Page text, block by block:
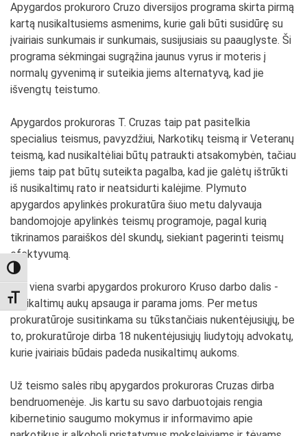
TOGGLE HIGH CONTRAST
TOGGLE FONT SIZE
Apygardos prokuroro Cruzo diversijos programa skirta pirmą
kartą nusikaltusiems asmenims, kurie gali būti susidūrę su
įvairiais sunkumais ir sunkumais, susijusiais su paauglyste. Ši
programa sėkmingai sugrąžina jaunus vyrus ir moteris į
normalų gyvenimą ir suteikia jiems alternatyvą, kad jie
išvengtų teistumo.
Apygardos prokuroras T. Cruzas taip pat pasitelkia
specialius teismus, pavyzdžiui, Narkotikų teismą ir Veteranų
teismą, kad nusikaltėliai būtų patraukti atsakomybėn, tačiau
jiems taip pat būtų suteikta pagalba, kad jie galėtų ištrūkti
iš nusikaltimų rato ir neatsidurti kalėjime. Plymuto
apygardos apylinkės prokuratūra šiuo metu dalyvauja
bandomojoje apylinkės teismų programoje, pagal kurią
tikrinamos paraiškos dėl skundų, siekiant pagerinti teismų
efektyvumą.
Dar viena svarbi apygardos prokuroro Kruso darbo dalis -
nusikaltimų aukų apsauga ir parama joms. Per metus
prokuratūroje susitinkama su tūkstančiais nukentėjusiųjų, be
to, prokuratūroje dirba 18 nukentėjusiųjų liudytojų advokatų,
kurie įvairiais būdais padeda nusikaltimų aukoms.
Už teismo salės ribų apygardos prokuroras Cruzas dirba
bendruomenėje. Jis kartu su savo darbuotojais rengia
kibernetinio saugumo mokymus ir informavimo apie